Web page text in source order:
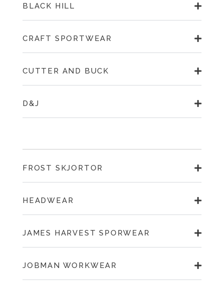
BLACK HILL
CRAFT SPORTWEAR
CUTTER AND BUCK
D&J
FROST SKJORTOR
HEADWEAR
JAMES HARVEST SPORWEAR
JOBMAN WORKWEAR